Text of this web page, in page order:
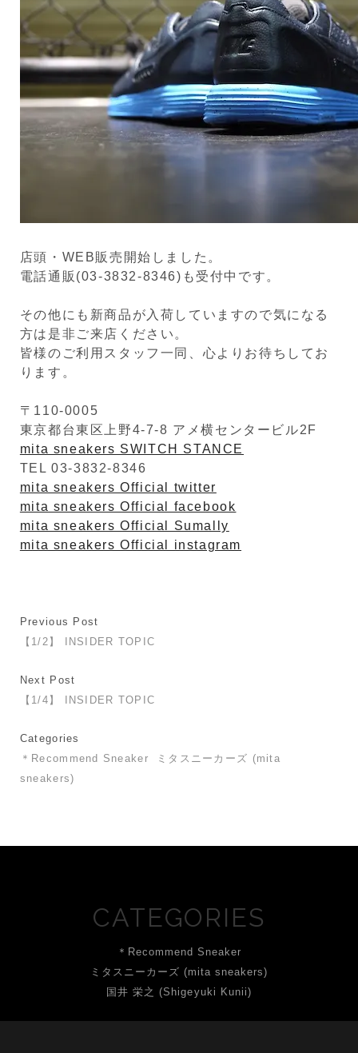
店頭・WEB販売開始しました。
電話通販(03-3832-8346)も受付中です。
その他にも新商品が入荷していますので気になる
方は是非ご来店ください。
皆様のご利用スタッフ一同、心よりお待ちしてお
ります。
〒110-0005
東京都台東区上野4-7-8 アメ横センタービル2F
mita sneakers SWITCH STANCE
TEL 03-3832-8346
mita sneakers Official twitter
mita sneakers Official facebook
mita sneakers Official Sumally
mita sneakers Official instagram
Previous Post
【1/2】 INSIDER TOPIC
Next Post
【1/4】 INSIDER TOPIC
Categories
＊Recommend Sneaker
ミタスニーカーズ (mita
sneakers)
CATEGORIES
＊Recommend Sneaker
ミタスニーカーズ (mita sneakers)
国井 栄之 (Shigeyuki Kunii)